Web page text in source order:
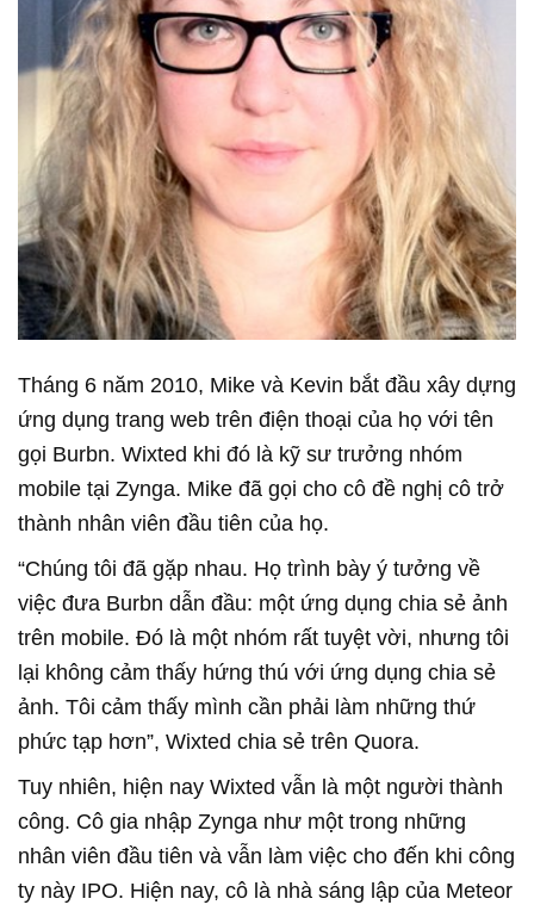
Tháng 6 năm 2010, Mike và Kevin bắt đầu xây dựng
ứng dụng trang web trên điện thoại của họ với tên
gọi Burbn. Wixted khi đó là kỹ sư trưởng nhóm
mobile tại Zynga. Mike đã gọi cho cô đề nghị cô trở
thành nhân viên đầu tiên của họ.
“Chúng tôi đã gặp nhau. Họ trình bày ý tưởng về
việc đưa Burbn dẫn đầu: một ứng dụng chia sẻ ảnh
trên mobile. Đó là một nhóm rất tuyệt vời, nhưng tôi
lại không cảm thấy hứng thú với ứng dụng chia sẻ
ảnh. Tôi cảm thấy mình cần phải làm những thứ
phức tạp hơn”, Wixted chia sẻ trên Quora.
Tuy nhiên, hiện nay Wixted vẫn là một người thành
công. Cô gia nhập Zynga như một trong những
nhân viên đầu tiên và vẫn làm việc cho đến khi công
ty này IPO. Hiện nay, cô là nhà sáng lập của Meteor